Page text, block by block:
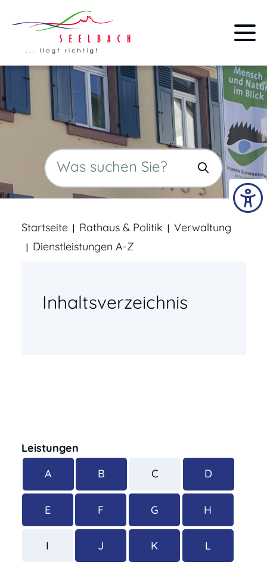
Startseite Rathaus & Politik
Verwaltung
Dienstleistungen A-Z
Inhaltsverzeichnis
Leistungen
A
B C D
E F G H
I J K L